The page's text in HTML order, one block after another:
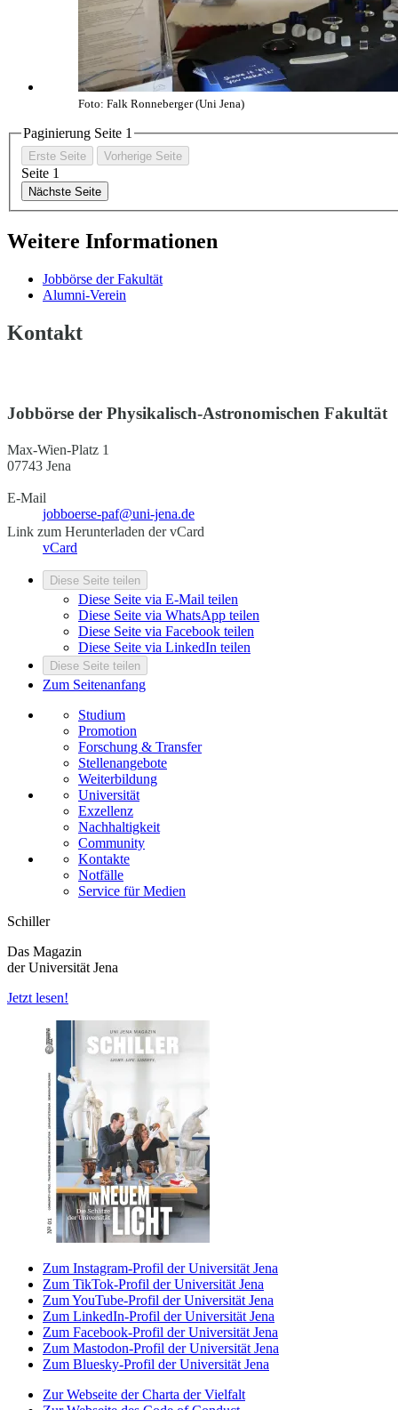
Foto: Falk Ronneberger (Uni Jena)
Paginierung Seite 1
Erste Seite Vorherige Seite
Seite 1
Nächste Seite
Weitere Informationen
Jobbörse der Fakultät
Alumni-Verein
Kontakt
Jobbörse der Physikalisch-Astronomischen Fakultät
Max-Wien-Platz 1
07743 Jena
E-Mail
jobboerse-paf@uni-jena.de
Link zum Herunterladen der vCard
vCard
Diese Seite teilen
Diese Seite via E-Mail teilen
Diese Seite via WhatsApp teilen
Diese Seite via Facebook teilen
Diese Seite via LinkedIn teilen
Diese Seite teilen
Zum Seitenanfang
Studium
Promotion
Forschung & Transfer
Stellenangebote
Weiterbildung
Universität
Exzellenz
Nachhaltigkeit
Community
Kontakte
Notfälle
Service für Medien
Schiller
Das Magazin
der Universität Jena
Jetzt lesen!
Zum Instagram-Profil der Universität Jena
Zum TikTok-Profil der Universität Jena
Zum YouTube-Profil der Universität Jena
Zum LinkedIn-Profil der Universität Jena
Zum Facebook-Profil der Universität Jena
Zum Mastodon-Profil der Universität Jena
Zum Bluesky-Profil der Universität Jena
Zur Webseite der Charta der Vielfalt